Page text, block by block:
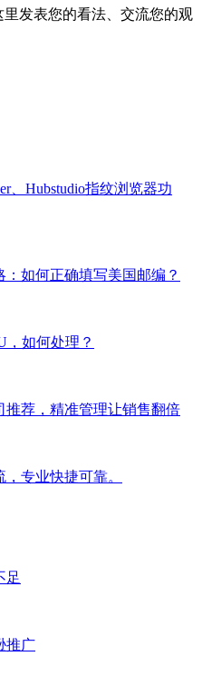
发表您的看法、交流您的观
、Hubstudio指纹浏览器功
如何正确填写美国邮编？
，如何处理？
推荐，精准管理让销售翻倍
专业快捷可靠。
足
推广